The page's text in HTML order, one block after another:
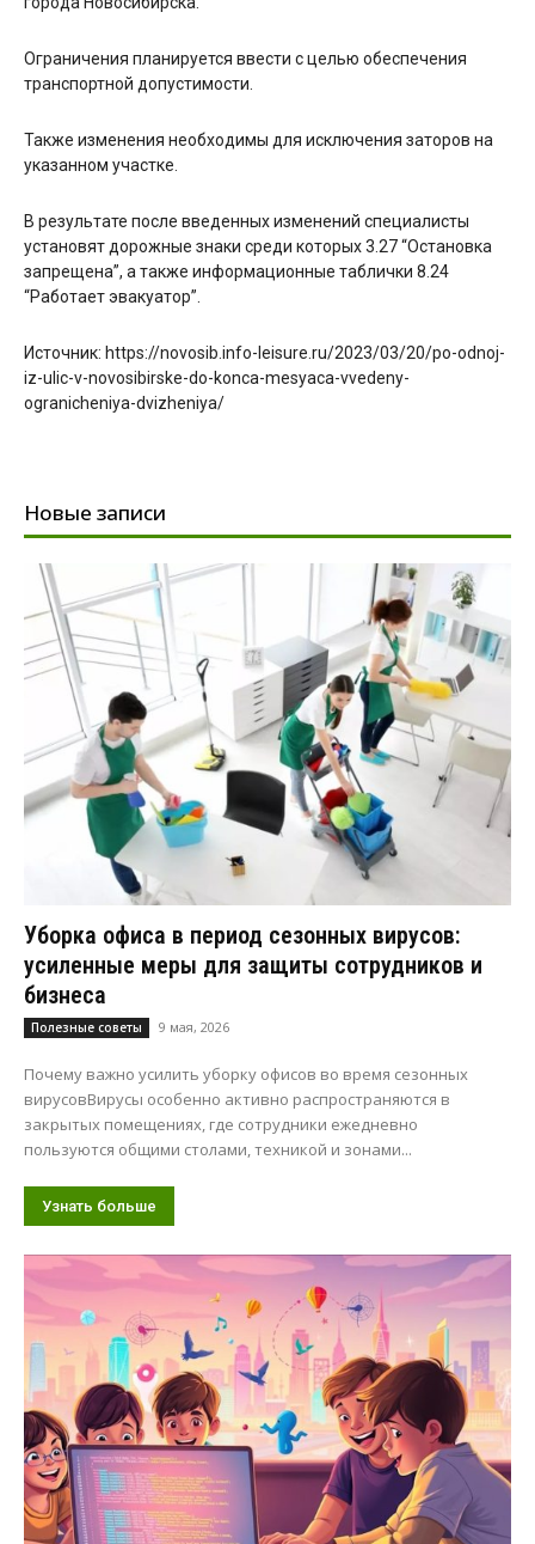
Ограничения планируется ввести с целью обеспечения
транспортной допустимости.
Также изменения необходимы для исключения заторов на
указанном участке.
В результате после введенных изменений специалисты
установят дорожные знаки среди которых 3.27 “Остановка
запрещена”, а также информационные таблички 8.24
“Работает эвакуатор”.
Источник: https://novosib.info-leisure.ru/2023/03/20/po-odnoj-
iz-ulic-v-novosibirske-do-konca-mesyaca-vvedeny-
ogranicheniya-dvizheniya/
Новые записи
Уборка офиса в период сезонных вирусов:
усиленные меры для защиты сотрудников и
бизнеса
Полезные советы 9 мая, 2026
Почему важно усилить уборку офисов во время сезонных
вирусовВирусы особенно активно распространяются в
закрытых помещениях, где сотрудники ежедневно
пользуются общими столами, техникой и зонами...
Узнать больше